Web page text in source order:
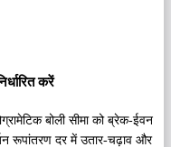
करें
बोली सीमा को ब्रेक-ईवन
रूपांतरण दर में उतार-चढ़ाव और